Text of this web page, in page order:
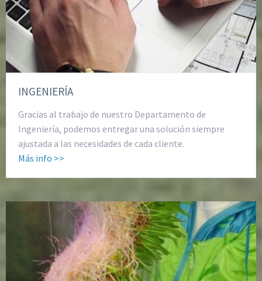
INGENIERÍA
Gracias al trabajo de nuestro Departamento de
Ingeniería, podemos entregar una solución siempre
ajustada a las necesidades de cada cliente.
Más info >>